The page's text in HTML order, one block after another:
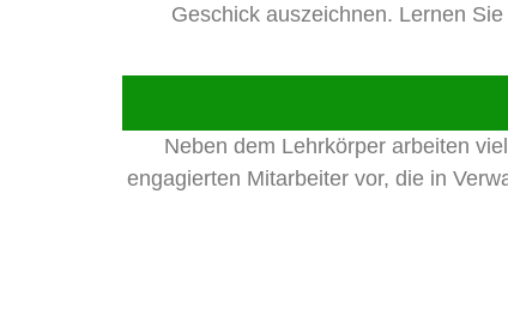
Geschick auszeichnen. Lernen
Neben dem Lehrkörper arbeiten
engagierten Mitarbeiter vor, die in